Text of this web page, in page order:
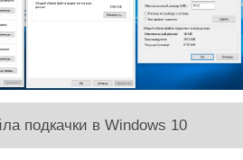
подкачки в Windows 10